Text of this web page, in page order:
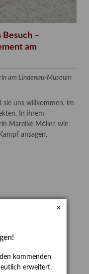
Besuch –
am
am Lindenau-Museum
sie uns willkommen, im
In ihrem
Mareike Möller, wie
ansagen.
×
kommenden
erweitert.